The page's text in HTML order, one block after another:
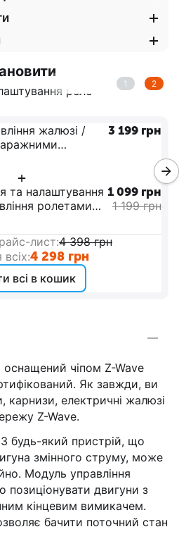
налаштування реле
управління жалюзі /
/ гаражними
223
3 199
та налаштування
управління ролетами
1 099
1 199
прайс-лист:4 398
для всіх: 4 298
Додати всі в кошик
1 2
оснащений чіпом Z-Wave
Як завжди, ви
карнизи, електричні жалюзі
Z-Wave.
будь-який пристрій, що
змінного струму, може
Модуль управління
позиціонувати двигуни з
кінцевим вимикачем.
бачити поточний стан